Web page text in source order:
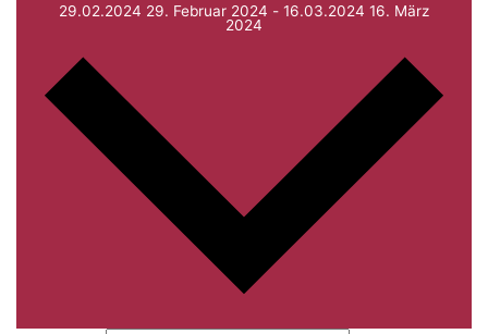
29.02.2024 29. Februar 2024 - 16.03.2024 16. März
2024